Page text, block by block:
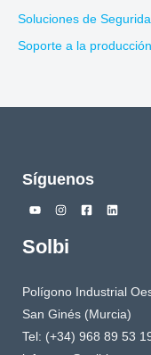
Soluciones de
Soporte a la producción
Síguenos
Solbi
Polígono Industrial
San Ginés (Murcia)
Tel: (+34) 968 89 53